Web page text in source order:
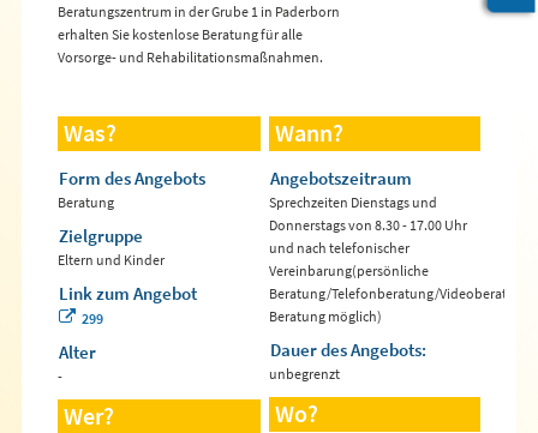
Beratungszentrum in der Grube 1 in Paderborn
erhalten Sie kostenlose Beratung für alle
Vorsorge- und Rehabilitationsmaßnahmen.
Was?
Form des Angebots
Beratung
Zielgruppe
Eltern und Kinder
Link zum Angebot
299
Alter
-
Wer?
Wann?
Angebotszeitraum
Sprechzeiten Dienstags und
Donnerstags von 8.30 - 17.00 Uhr
und nach telefonischer
Vereinbarung(persönliche
Beratung/Telefonberatung/
Beratung möglich)
Dauer des Angebots:
unbegrenzt
Wo?